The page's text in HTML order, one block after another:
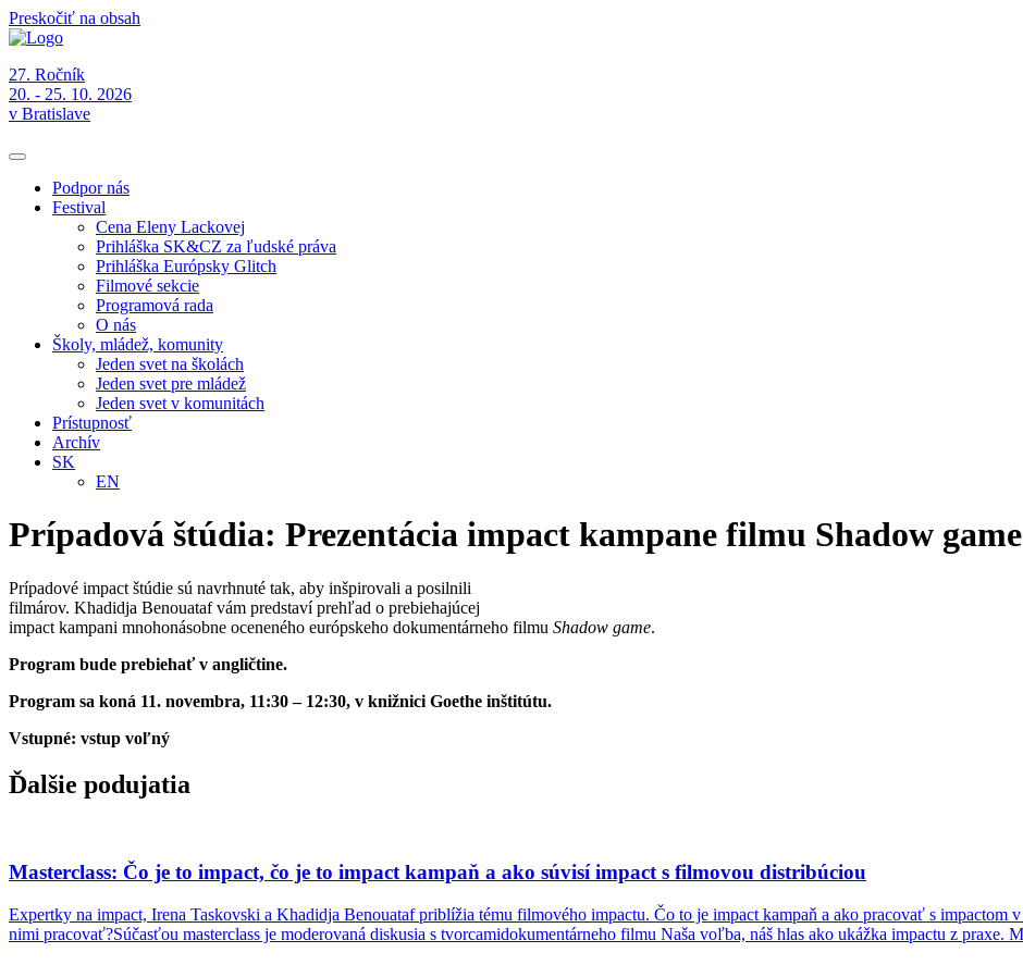
Preskočiť na obsah
27. Ročník
20. - 25. 10. 2026
v Bratislave
Podpor nás
Festival
Cena Eleny Lackovej
Prihláška SK&CZ za ľudské práva
Prihláška Európsky Glitch
Filmové sekcie
Programová rada
O nás
Školy, mládež, komunity
Jeden svet na školách
Jeden svet pre mládež
Jeden svet v komunitách
Prístupnosť
Archív
SK
EN
Prípadová štúdia: Prezentácia impact kampane filmu Shadow game
Prípadové impact štúdie sú navrhnuté tak, aby inšpirovali a posilnili
filmárov. Khadidja Benouataf vám predstaví prehľad o prebiehajúcej
impact kampani mnohonásobne oceneného európskeho dokumentárneho filmu Shadow game.
Program bude prebiehať v angličtine.
Program sa koná 11. novembra, 11:30 – 12:30, v knižnici Goethe inštitútu.
Vstupné: vstup voľný
Ďalšie podujatia
Masterclass: Čo je to impact, čo je to impact kampaň a ako súvisí impact s filmovou distribúciou
Expertky na impact, Irena Taskovski a Khadidja Benouataf priblížia tému filmového impactu. Čo to je impact kampaň a ako pracovať s impactom
nimi pracovať?Súčasťou masterclass je moderovaná diskusia s tvorcamidokumentárneho filmu Naša voľba, náš hlas ako ukážka impactu z praxe.